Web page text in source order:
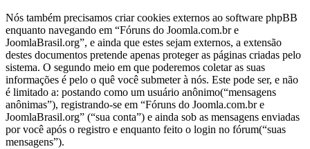
Nós também precisamos criar cookies externos ao software phpBB
enquanto navegando em “Fóruns do Joomla.com.br e
JoomlaBrasil.org”, e ainda que estes sejam externos, a extensão
destes documentos pretende apenas proteger as páginas criadas pelo
sistema. O segundo meio em que poderemos coletar as suas
informações é pelo o quê você submeter à nós. Este pode ser, e não
é limitado a: postando como um usuário anônimo(“mensagens
anônimas”), registrando-se em “Fóruns do Joomla.com.br e
JoomlaBrasil.org” (“sua conta”) e ainda sob as mensagens enviadas
por você após o registro e enquanto feito o login no fórum(“suas
mensagens”).